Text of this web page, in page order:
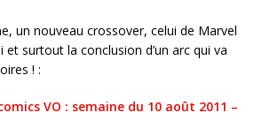
un nouveau crossover, celui de Marvel
surtout la conclusion d’un arc qui va
! :
VO : semaine du 10 août 2011 –